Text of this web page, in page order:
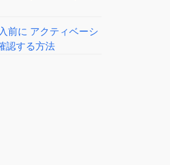
前に アクティベーシ
認する方法